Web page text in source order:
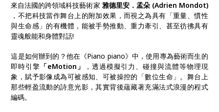
工作坊深度分享自己創作的藝術方法。
來自法國的跨領域科技藝術家 雅德里安．孟朵 (Adrien Mondot)
，不把科技當作舞台上的附加效果，而視之為具有「重量、慣性
與生命感」的有機體，能被手勢推動、重力牽引、甚至彷彿具有
靈魂般能和身體對話!
這是如何辦到的？他在《Piano piano》中，使用專為藝術而生的
即時引擎 「eMotion」
，透過模擬引力、碰撞與流體等物理現
象，賦予影像成為可被感知、可被操控的「數位生命」。舞台上
那些輕盈流動的詩意光影，其實背後蘊藏著充滿法式浪漫的程式
編碼。